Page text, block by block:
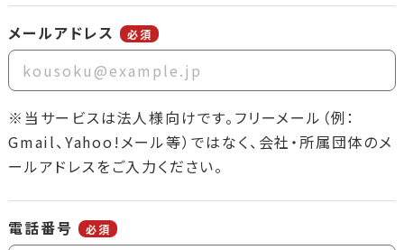
メールアドレス 必須
※当サービスは法人様向けです。フリーメール（例：
Gmail、Yahoo!メール等）ではなく、会社・所属団体のメ
ールアドレスをご入力ください。
電話番号 必須